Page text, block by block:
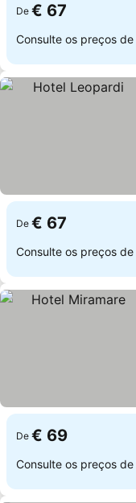
De € 67
Consulte os preços de
De € 67
Consulte os preços de
De € 69
Consulte os preços de